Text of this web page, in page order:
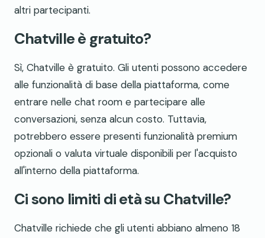
altri partecipanti.
Chatville è gratuito?
Sì, Chatville è gratuito. Gli utenti possono accedere
alle funzionalità di base della piattaforma, come
entrare nelle chat room e partecipare alle
conversazioni, senza alcun costo. Tuttavia,
potrebbero essere presenti funzionalità premium
opzionali o valuta virtuale disponibili per l'acquisto
all'interno della piattaforma.
Ci sono limiti di età su Chatville?
Chatville richiede che gli utenti abbiano almeno 18